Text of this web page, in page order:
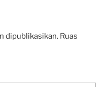
dipublikasikan. Ruas